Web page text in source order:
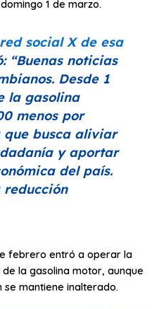
1 de marzo.
social X de esa
“Buenas noticias
Desde 1
la gasolina
menos por
que busca aliviar
y aportar
del país.
reducción
febrero entró a operar la
la gasolina motor, aunque
mantiene inalterado.